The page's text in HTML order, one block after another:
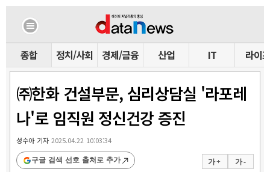
종합 정치/사회 경제/금융 산업 IT 라이프
㈜한화 건설부문, 심리상담실 '라포레
나'로 임직원 정신건강 증진
성수아 기자2025.04.22 10:03:34
가 + 가 -
구글 검색 선호 출처로 추가